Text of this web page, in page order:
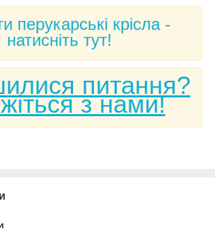
перукарські крісла -
натисніть тут!
питання?
з нами!